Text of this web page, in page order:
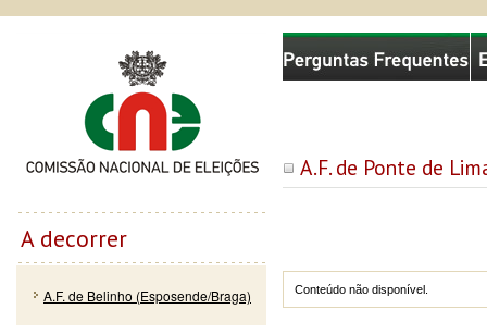
A.F. de Ponte de
Conteúdo não disponível.
Comissão Nacional de Eleições
A decorrer
A.F. de Belinho (Esposende/Braga)